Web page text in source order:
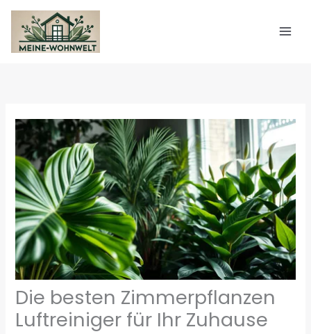
Zum
Inhalt
springen
Die besten Zimmerpflanzen
Luftreiniger für Ihr Zuhause